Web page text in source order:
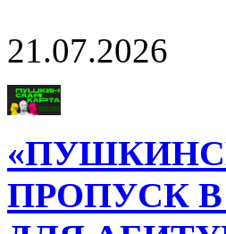
21.07.2026
ПРОПУСК